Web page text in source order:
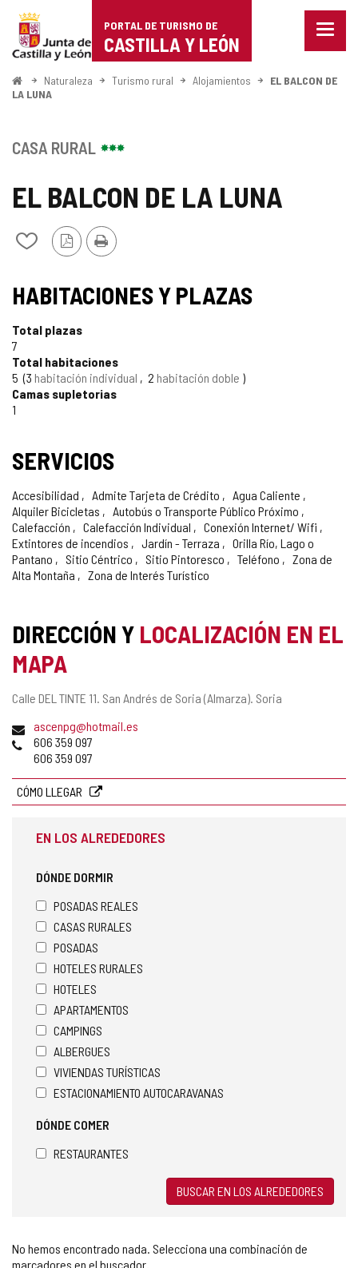
Portal
de
Turismo
de
Castilla
León
PORTAL DE TURISMO DE
CASTILLA Y LEÓN
Menu
InicioNaturaleza Turismo rural Alojamientos
EL BALCON DE
LA LUNA
EL BALCON DE LA LUNA
Añadir/quitar
cuadernos
Versión
PDF
Imprimir
CASA RURAL
HABITACIONES Y PLAZAS
Total plazas
7
Total habitaciones
5 3 habitación individual 2 habitación doble
Camas supletorias
1
SERVICIOS
Accesibilidad Admite Tarjeta de Crédito
Agua Caliente
Alquiler Bicicletas
Autobús o Transporte Público Próximo
Calefacción
Calefacción Individual
Conexión Internet/ Wifi
Extintores de incendios
Jardín - Terraza
Orilla Río, Lago o
Pantano
Sitio Céntrico Sitio Pintoresco Teléfono
Zona de
Alta Montaña
Zona de Interés Turístico
DIRECCIÓN Y LOCALIZACIÓN EN EL
MAPA
Dirección
Calle DEL TINTE 11. San Andrés de Soria (Almarza). Soria
Dirección
de
correo
ascenpg@hotmail.es
Teléfonos
606 359 097
606 359 097
CÓMO LLEGAR
EN LOS ALREDEDORES
DÓNDE DORMIR
POSADAS REALES
CASAS RURALES
POSADAS
HOTELES RURALES
HOTELES
APARTAMENTOS
CAMPINGS
ALBERGUES
VIVIENDAS TURÍSTICAS
ESTACIONAMIENTO AUTOCARAVANAS
DÓNDE COMER
RESTAURANTES
BUSCAR EN LOS ALREDEDORES
No hemos encontrado nada. Selecciona una combinación de
marcadores en el buscador.